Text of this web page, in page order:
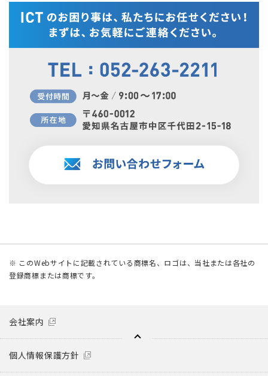
※ このWebサイトに記載されている商標名、ロゴは、当社または各社の
登録商標または商標です。
会社案内
個人情報保護方針